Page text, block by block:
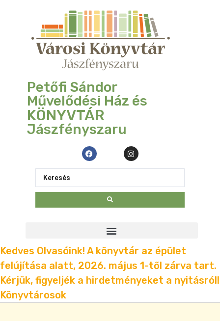
Petőfi Sándor
Művelődési Ház és
KÖNYVTÁR
Jászfényszaru
Kedves Olvasóink! A könyvtár az épület
felújítása alatt, 2026. május 1-től zárva tart.
Kérjük, figyeljék a hirdetményeket a nyitásról!
Könyvtárosok